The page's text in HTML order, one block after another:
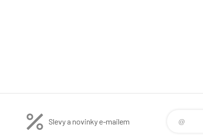
Slevy a novinky e-mailem